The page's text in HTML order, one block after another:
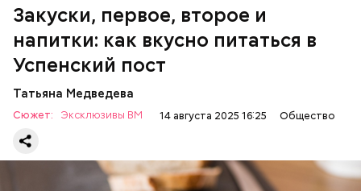
Закуски, первое, второе и
напитки: как вкусно питаться в
Успенский пост
Татьяна Медведева
Сюжет: Эксклюзивы ВМ 14 августа 2025 16:25 Общество
зелень петрушки и укропа.